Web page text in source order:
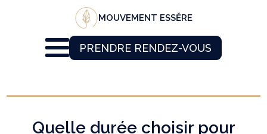
MOUVEMENT ESSĔRE
PRENDRE RENDEZ-VOUS
Quelle durée choisir pour